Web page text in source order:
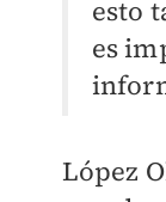
esto
es
López